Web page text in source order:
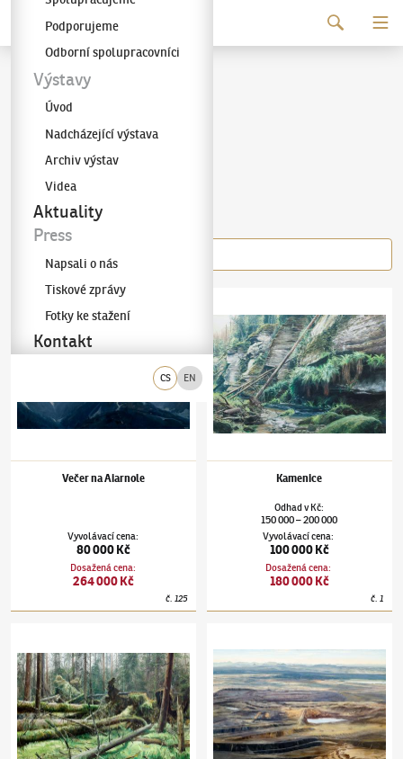
Galerie KODL
CS EN
Podporujeme
Odborní spolupracovníci
Výstavy
Úvod
Nadcházející výstava
Archiv výstav
Videa
Aktuality
Press
Napsali o nás
Tiskové zprávy
Fotky ke stažení
Kontakt
Adam Kašpar
Díla autora
Adam Kašpar(✱ 1993)Večer na Aiarnole
Večer na Aiarnole
Vyvolávací cena:
80 000 Kč
Dosažená cena:
264 000 Kč
č.125
Kamenice
OdhadvKč:
150 000–200 000
Vyvolávací cena:
100 000 Kč
Dosažená cena:
180 000 Kč
č.1